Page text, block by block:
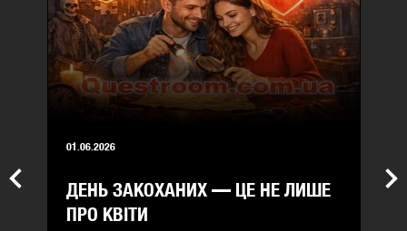
Previous
ДЕНЬ ЗАКОХАНИХ — ЦЕ НЕ ЛИШЕ
ПРО КВІТИ
01.06.2026